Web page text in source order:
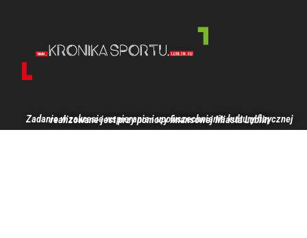
Zadanie w zakresie wspierania i upowszechniania kultury fizycznej realizowane jest przy pomocy finansowej Miasta Lublin